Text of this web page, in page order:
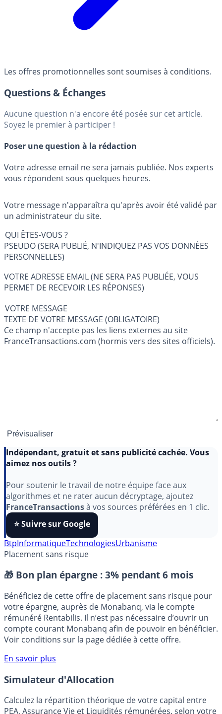
Les offres promotionnelles sont soumises à conditions.
Questions & Échanges
Aucune question n'a encore été posée sur cet article.
Soyez le premier à participer !
Poser une question à la rédaction
Votre adresse email ne sera jamais publiée. Nos experts
vous répondent sous quelques heures.
Votre message n'apparaîtra qu'après avoir été validé par
un administrateur du site.
QUI ÊTES-VOUS ?
PSEUDO (SERA PUBLIÉ, N'INDIQUEZ PAS VOS DONNÉES
PERSONNELLES)
VOTRE ADRESSE EMAIL (NE SERA PAS PUBLIÉE, VOUS
PERMET DE RECEVOIR LES RÉPONSES)
VOTRE MESSAGE
TEXTE DE VOTRE MESSAGE (OBLIGATOIRE)
Ce champ n'accepte pas les liens externes au site
FranceTransactions.com (hormis vers des sites officiels).
aimez nos outils ?
Pour soutenir le travail de notre équipe face aux
algorithmes et ne rater aucun décryptage, ajoutez
FranceTransactionsà vos sources préférées en 1 clic.
⭐️ Suivre sur Google
Technologies
Placement sans risque
🎁 Bon plan épargne : 3% pendant 6 mois
Bénéficiez de cette offre de placement sans risque pour
votre épargne, auprès de Monabanq, via le compte
rémunéré Rentabilis. Il n’est pas nécessaire d’ouvrir un
Voir conditions sur la page dédiée à cette offre.
En savoir plus
Simulateur d'Allocation